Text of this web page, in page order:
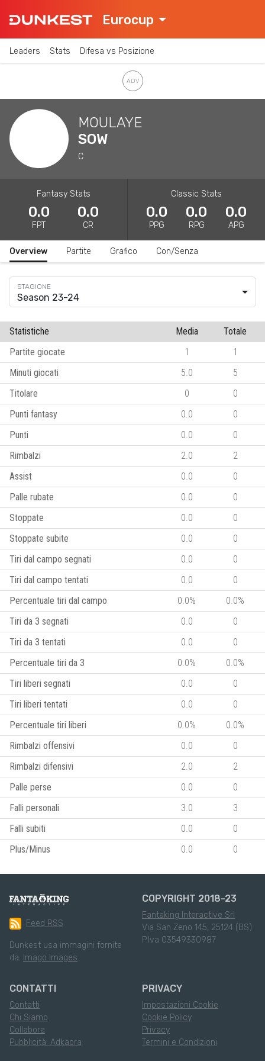
Eurocup
Leaders Stats Difesa vs Posizione
MOULAYE
SOW
C
Fantasy Stats
0.0
FPT
0.0
CR
Classic Stats
0.0
PPG
0.0
RPG
0.0
APG
Overview Partite Grafico Con/Senza
Season 23-24
Statistiche Media
Totale
Partite giocate
1
1
Minuti giocati
5.0
5
Titolare
0
0
Punti fantasy
0.0
0
Punti
0.0
0
Rimbalzi
2.0
2
Assist
0.0
0
Palle rubate
0.0
0
Stoppate
0.0
0
Stoppate subite
0.0
0
Tiri dal campo segnati
0.0
0
Tiri dal campo tentati
0.0
0
Percentuale tiri dal campo
0.0%
0.0%
Tiri da 3 segnati
0.0
0
Tiri da 3 tentati
0.0
0
Percentuale tiri da 3
0.0%
0.0%
Tiri liberi segnati
0.0
0
Tiri liberi tentati
0.0
0
Percentuale tiri liberi
0.0%
0.0%
Rimbalzi offensivi
0.0
0
Rimbalzi difensivi
2.0
2
Palle perse
0.0
0
Falli personali
3.0
3
Falli subiti
0.0
0
Plus/Minus
0.0 0
Feed RSS
Dunkest usa immagini fornite
da: Imago Images
COPYRIGHT 2018-23
Fantaking Interactive Srl
Via San Zeno 145, 25124 (BS)
P.Iva 03549330987
CONTATTI
Contatti
Chi Siamo
Collabora
Pubblicità: Adkaora
PRIVACY
Impostazioni Cookie
Cookie Policy
Privacy
Termini e Condizioni